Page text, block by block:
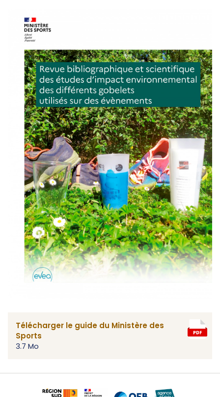
Télécharger le guide du Ministère des
Sports
3.7 Mo